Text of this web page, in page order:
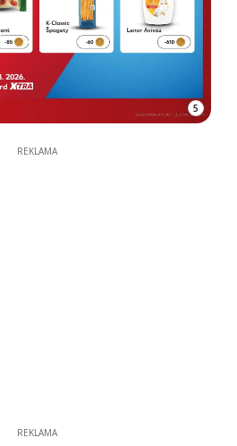
5
REKLAMA
REKLAMA